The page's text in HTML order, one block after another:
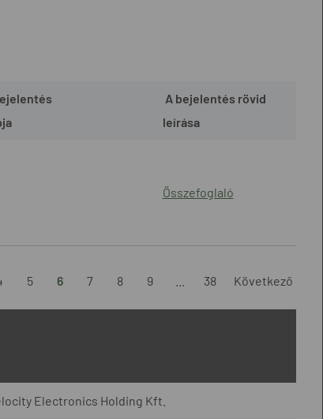
A bejelentés rövid
leírása
Összefoglaló
5 6 7 8 9 38 Következő
Electronics Holding Kft.